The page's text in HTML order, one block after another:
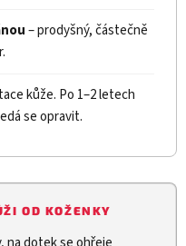
– prodyšný, částečně
kůže. Po 1–2 letech
se opravit.
OD KOŽENKY